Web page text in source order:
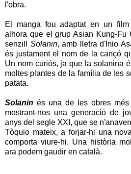
l'obra.
El manga fou adaptat en un
alhora que el grup Asian Kung-Fu
senzill Solanin, amb lletra d'Inio
és justament el nom de la cançó
Un nom curiós, ja que la solanina
moltes plantes de la família de les
patata.
Solanin és una de les obres
mostrant-nos una generació de
anys del segle XXI, que se
Tòquio mateix, a forjar-hi una
comporta viure-hi. Una història
ara podem gaudir en català.